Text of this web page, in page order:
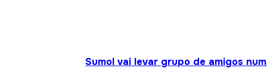
Sumol vai levar grupo de amigos